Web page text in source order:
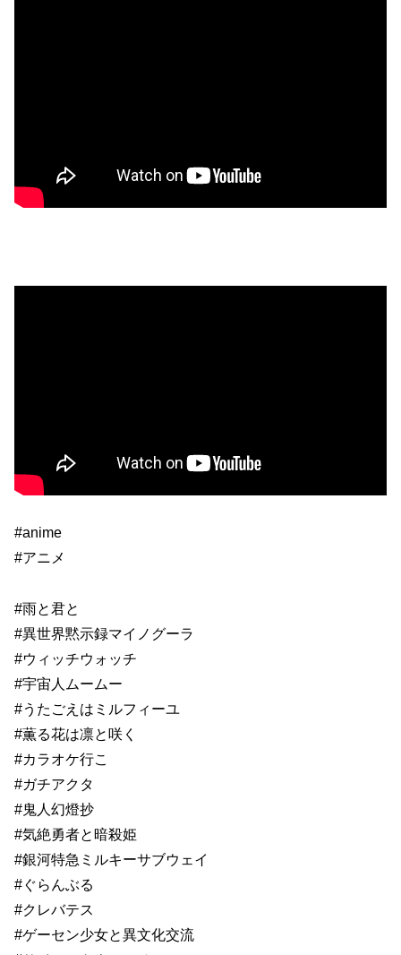
#anime
#アニメ
#雨と君と
#異世界黙示録マイノグーラ
#ウィッチウォッチ
#宇宙人ムームー
#うたごえはミルフィーユ
#薫る花は凛と咲く
#カラオケ行こ
#ガチアクタ
#鬼人幻燈抄
#気絶勇者と暗殺姫
#銀河特急ミルキーサブウェイ
#ぐらんぶる
#クレバテス
#ゲーセン少女と異文化交流